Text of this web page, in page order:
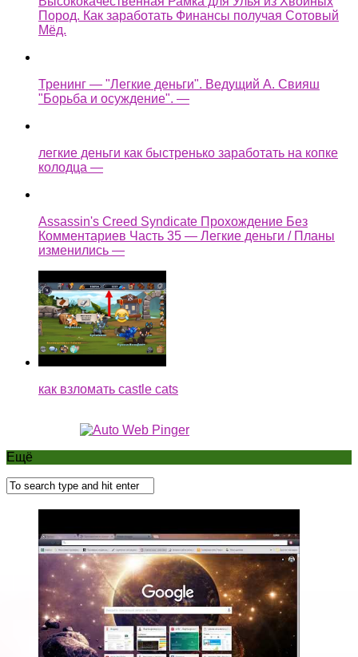
Пород. Как заработать Финансы получая Сотовый
Мёд.
Тренинг — "Легкие деньги". Ведущий А. Свияш
"Борьба и осуждение". —
легкие деньги как быстренько заработать на копке
колодца —
Assassin's Creed Syndicate Прохождение Без
Комментариев Часть 35 — Легкие деньги / Планы
изменились —
как взломать castle cats
Ещё